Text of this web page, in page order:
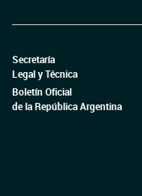
Secretaría
Legal y Técnica
Boletín Oficial
de la República Argentina